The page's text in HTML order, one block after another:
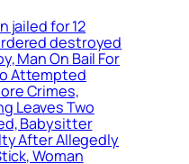
jailed for 12
destroyed
Man On Bail For
Attempted
Crimes,
Leaves Two
Babysitter
After Allegedly
Woman